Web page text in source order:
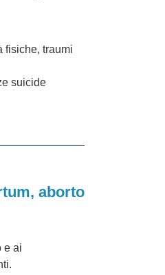
fisiche, traumi
suicide
aborto
e ai